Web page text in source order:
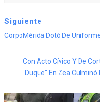
Siguiente
CorpoMérida Dotó De
Con Acto Cívico Y De
Duque" En Zea Culminó